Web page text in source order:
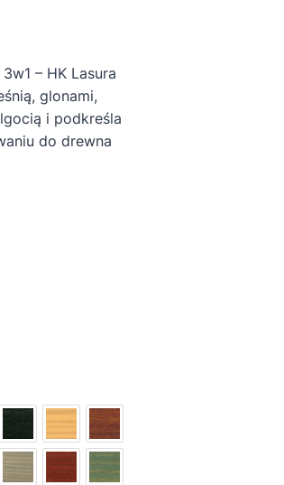
– HK Lasura
glonami,
i podkreśla
do drewna